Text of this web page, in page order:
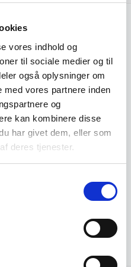
vores indhold og
til sociale medier og til
også oplysninger om
vores partnere inden
og
kan kombinere disse
har givet dem, eller som
deres tjenester.